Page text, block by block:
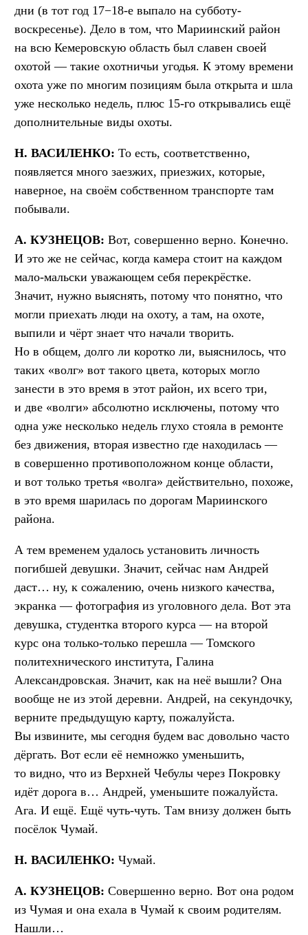
дни (в тот год 17−18-е выпало на субботу-
воскресенье). Дело в том, что Мариинский район
на всю Кемеровскую область был славен своей
охотой — такие охотничьи угодья. К этому времени
охота уже по многим позициям была открыта и шла
уже несколько недель, плюс 15-го открывались ещё
дополнительные виды охоты.
Н. ВАСИЛЕНКО: То есть, соответственно,
появляется много заезжих, приезжих, которые,
наверное, на своём собственном транспорте там
побывали.
А. КУЗНЕЦОВ: Вот, совершенно верно. Конечно.
И это же не сейчас, когда камера стоит на каждом
мало-мальски уважающем себя перекрёстке.
Значит, нужно выяснять, потому что понятно, что
могли приехать люди на охоту, а там, на охоте,
выпили и чёрт знает что начали творить.
Но в общем, долго ли коротко ли, выяснилось, что
таких «волг» вот такого цвета, которых могло
занести в это время в этот район, их всего три,
и две «волги» абсолютно исключены, потому что
одна уже несколько недель глухо стояла в ремонте
без движения, вторая известно где находилась —
в совершенно противоположном конце области,
и вот только третья «волга» действительно, похоже,
в это время шарилась по дорогам Мариинского
района.
А тем временем удалось установить личность
погибшей девушки. Значит, сейчас нам Андрей
даст… ну, к сожалению, очень низкого качества,
экранка — фотография из уголовного дела. Вот эта
девушка, студентка второго курса — на второй
курс она только-только перешла — Томского
политехнического института, Галина
Александровская. Значит, как на неё вышли? Она
вообще не из этой деревни. Андрей, на секундочку,
верните предыдущую карту, пожалуйста.
Вы извините, мы сегодня будем вас довольно часто
дёргать. Вот если её немножко уменьшить,
то видно, что из Верхней Чебулы через Покровку
идёт дорога в… Андрей, уменьшите пожалуйста.
Ага. И ещё. Ещё чуть-чуть. Там внизу должен быть
посёлок Чумай.
Н. ВАСИЛЕНКО: Чумай.
А. КУЗНЕЦОВ: Совершенно верно. Вот она родом
из Чумая и она ехала в Чумай к своим родителям.
Нашли…